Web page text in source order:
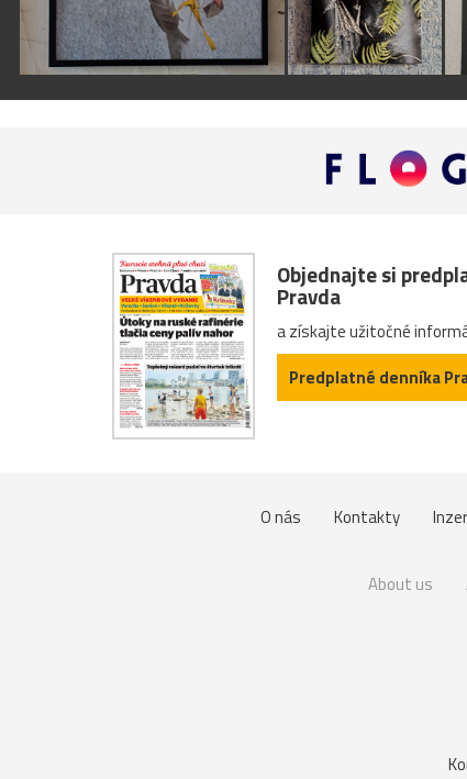
Objednajte si
Pravda
a získajte užitočné
Predplatné denníka
O nás Kontakty
About us